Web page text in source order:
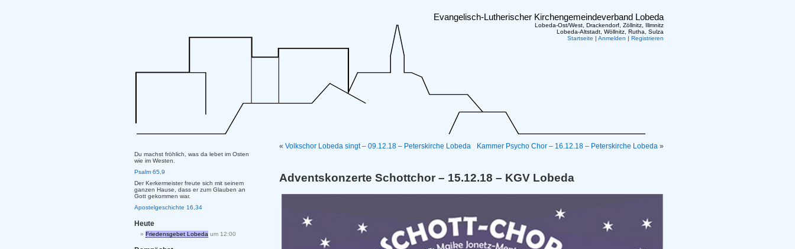
Evangelisch-Lutherischer Kirchengemeindeverband Lobeda
Lobeda-Ost/West, Drackendorf, Zöllnitz, Illmnitz
Lobeda-Altstadt, Wöllnitz, Rutha, Sulza
Startseite | Anmelden | Registrieren
« Volkschor Lobeda singt – 09.12.18 – Peterskirche Lobeda Kammer Psycho Chor – 16.12.18 – Peterskirche Lobeda »
Adventskonzerte Schottchor – 15.12.18 – KGV Lobeda
Du machst fröhlich, was da lebet im Osten
wie im Westen.
Psalm 65,9
Der Kerkermeister freute sich mit seinem
ganzen Hause, dass er zum Glauben an
Gott gekommen war.
Apostelgeschichte 16,34
Heute
Friedensgebet Lobeda um 12:00